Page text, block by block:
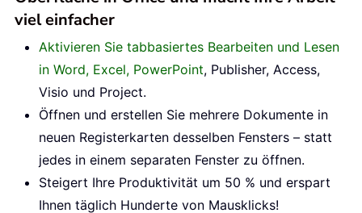
viel einfacher
Aktivieren Sie tabbasiertes Bearbeiten und Lesen
in Word, Excel, PowerPoint, Publisher, Access,
Visio und Project.
Öffnen und erstellen Sie mehrere Dokumente in
neuen Registerkarten desselben Fensters – statt
jedes in einem separaten Fenster zu öffnen.
Steigert Ihre Produktivität um 50 % und erspart
Ihnen täglich Hunderte von Mausklicks!